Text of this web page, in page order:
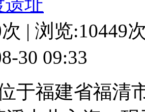
| 浏览:10449
30 09:33
于福建省福清